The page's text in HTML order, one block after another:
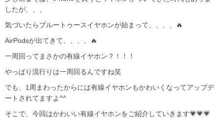
したが、、、
気づいたらブルートゥースイヤホンが始まって、、、、🔥
AirPodsが出てきて、、、、🔥
一周回ってまさかの有線イヤホン？！！！
やっぱり流行りは一周回るんですね笑
でも、1周まわったからには有線イヤホンもかわいくなってアップデ
ートされてますよ^^
そこで、今回はかわいい有線イヤホンをご紹介していきます💗💗💗